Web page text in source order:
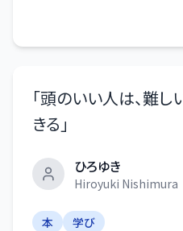
「頭のいい人は、難し
きる 」
ひろゆき
Hiroyuki Nishimura
本 学び